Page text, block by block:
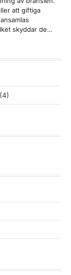
att giftiga
skyddar de…
(4)